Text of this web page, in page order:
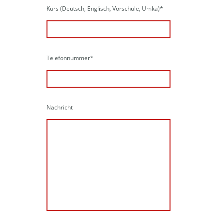
Kurs (Deutsch, Englisch, Vorschule, Umka)*
Telefonnummer*
Nachricht